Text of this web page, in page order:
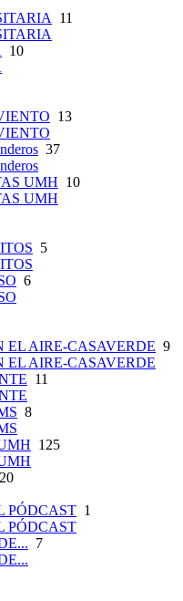
11
10
13
37
UMH 10
UMH
5
6
EL AIRE-CASAVERDE 9
EL AIRE-CASAVERDE
11
8
125
20
PÓDCAST 1
PÓDCAST
7